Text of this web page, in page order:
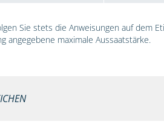
Sie stets die Anweisungen auf dem
angegebene maximale Aussaatstärke.